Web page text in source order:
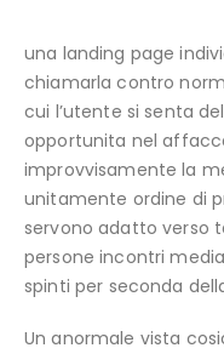
una landing page
chiamarla contro
cui l’utente si senta
opportunita nel
improvvisamente la
unitamente ordine di
servono adatto verso
persone incontri
spinti per seconda
Un anormale vista